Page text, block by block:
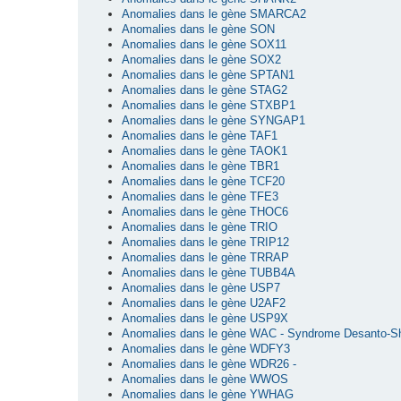
Anomalies dans le gène SMARCA2
Anomalies dans le gène SON
Anomalies dans le gène SOX11
Anomalies dans le gène SOX2
Anomalies dans le gène SPTAN1
Anomalies dans le gène STAG2
Anomalies dans le gène STXBP1
Anomalies dans le gène SYNGAP1
Anomalies dans le gène TAF1
Anomalies dans le gène TAOK1
Anomalies dans le gène TBR1
Anomalies dans le gène TCF20
Anomalies dans le gène TFE3
Anomalies dans le gène THOC6
Anomalies dans le gène TRIO
Anomalies dans le gène TRIP12
Anomalies dans le gène TRRAP
Anomalies dans le gène TUBB4A
Anomalies dans le gène USP7
Anomalies dans le gène U2AF2
Anomalies dans le gène USP9X
Anomalies dans le gène WAC - Syndrome Desanto-
Anomalies dans le gène WDFY3
Anomalies dans le gène WDR26 -
Anomalies dans le gène WWOS
Anomalies dans le gène YWHAG